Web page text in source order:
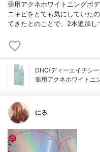
薬用アクネホワイトニングボ
ニキビをとても気にしていた
てきたとのことで、2本追加
DHC(ディーエイチシ
薬用アクネホワイトニ
にる